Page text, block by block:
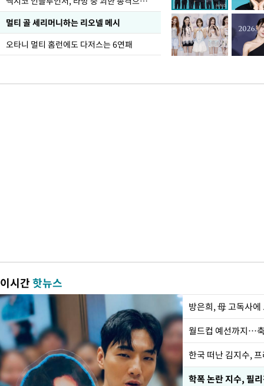
멀티 골 세리머니하는 리오넬 메시
오타니 멀티 홈런에도 다저스는 6연패
이시간핫뉴스
방은희, 母 고독사
월드컵 예선까지…
한국 떠난 김지수,
학폭 논란 지수, 필